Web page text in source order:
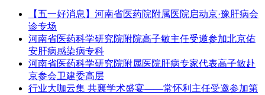
【五一好消息】河南省医药院附属医院启动京·豫肝病会
诊专场
河南省医药科学研究院附院高子敏主任受邀参加北京佑
安肝病感染病专科
河南省医药科学研究院附属医院肝病专家代表高子敏赴
京参会卫建委高层
行业大咖云集 共襄学术盛宴——常怀利主任受邀参加第